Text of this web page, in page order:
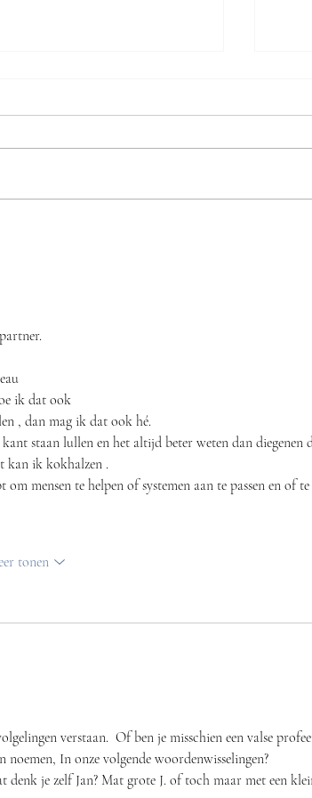
ik dat ook
, dan mag ik dat ook hé.
staan lullen en het altijd beter weten dan diegenen
kan ik kokhalzen .
mensen te helpen of systemen aan te passen en of te
tonen
verstaan.  Of ben je misschien een valse
In onze volgende woordenwisselingen?
denk je zelf Jan? Mat grote J. of toch maar met een